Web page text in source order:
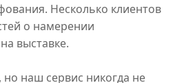
Несколько клиентов
о намерении
выставке.
наш сервис никогда не